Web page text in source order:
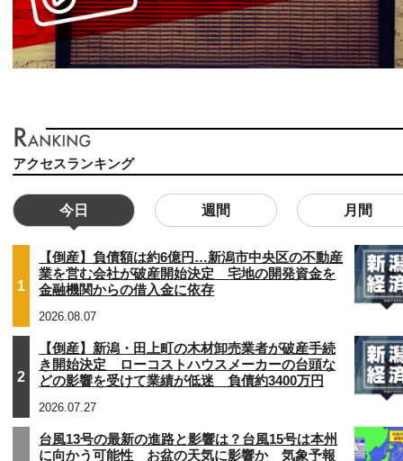
アクセスランキング
今日 週間 月間
1
【倒産】負債額は約6億円…新潟市中央区の不動産
業を営む会社が破産開始決定 宅地の開発資金を
金融機関からの借入金に依存
2026.08.07
2
【倒産】新潟・田上町の木材卸売業者が破産手続
き開始決定 ローコストハウスメーカーの台頭な
どの影響を受けて業績が低迷 負債約3400万円
2026.07.27
台風13号の最新の進路と影響は？台風15号は本州
に向かう可能性 お盆の天気に影響か 気象予報